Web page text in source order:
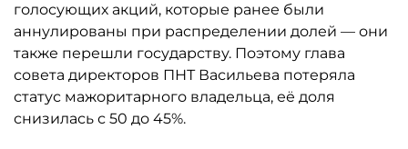
голосующих акций, которые ранее были
аннулированы при распределении долей — они
также перешли государству. Поэтому глава
совета директоров ПНТ Васильева потеряла
статус мажоритарного владельца, её доля
снизилась с 50 до 45%.